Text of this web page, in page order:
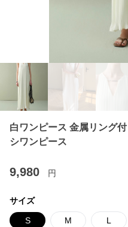
白ワンピース 金属リング
シワンピース
9,980 円
サイズ
S M L